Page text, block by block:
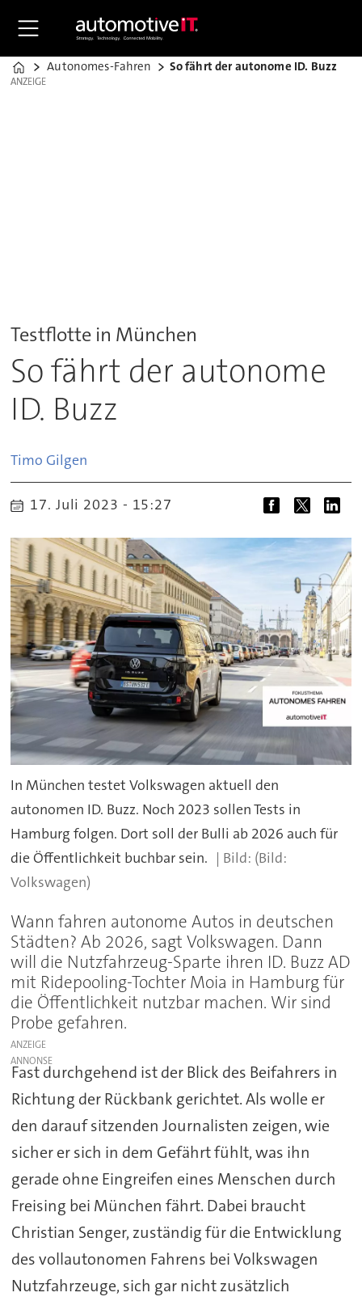
Home
Autonomes-Fahren So fährt der autonome ID. Buzz
ANZEIGE
ANZEIGE
Testflotte in München
So fährt der autonome
ID. Buzz
Timo Gilgen
17. Juli 2023 - 15:27
In München testet Volkswagen aktuell den
autonomen ID. Buzz. Noch 2023 sollen Tests in
Hamburg folgen. Dort soll der Bulli ab 2026 auch für
die Öffentlichkeit buchbar sein.
(Bild:
Volkswagen)
Wann fahren autonome Autos in deutschen
Städten? Ab 2026, sagt Volkswagen. Dann
will die Nutzfahrzeug-Sparte ihren ID. Buzz AD
mit Ridepooling-Tochter Moia in Hamburg für
die Öffentlichkeit nutzbar machen. Wir sind
Probe gefahren.
ANZEIGE
Fast durchgehend ist der Blick des Beifahrers in
Richtung der Rückbank gerichtet. Als wolle er
den darauf sitzenden Journalisten zeigen, wie
sicher er sich in dem Gefährt fühlt, was ihn
gerade ohne Eingreifen eines Menschen durch
Freising bei München fährt. Dabei braucht
Christian Senger, zuständig für die Entwicklung
des vollautonomen Fahrens bei Volkswagen
Nutzfahrzeuge, sich gar nicht zusätzlich